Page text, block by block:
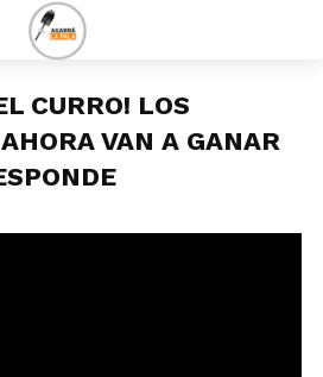
CURRO! LOS
VAN A GANAR